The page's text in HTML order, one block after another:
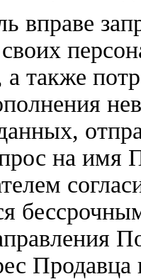
вправе
а также
на имя